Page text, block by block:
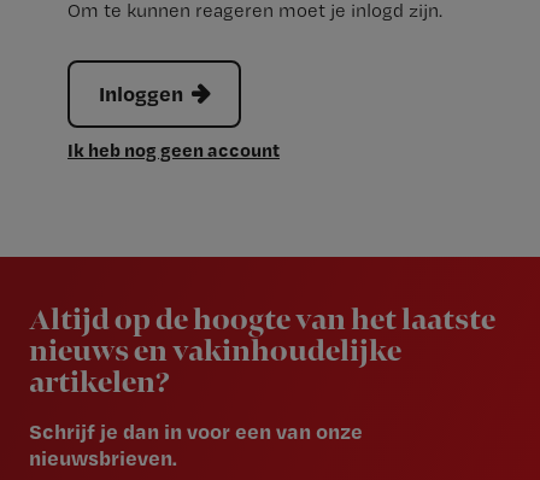
Om te kunnen reageren moet je inlogd zijn.
Inloggen
Ik heb nog geen account
Altijd op de hoogte van het laatste
nieuws en vakinhoudelijke
artikelen?
Schrijf je dan in voor een van onze
nieuwsbrieven.